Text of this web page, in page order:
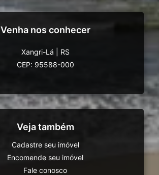
Venha nos conhecer
Xangri-Lá
RS
CEP: 95588-000
Veja também
Cadastre seu imóvel
Encomende seu imóvel
Fale conosco